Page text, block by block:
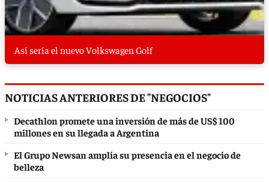
Así sería el nuevo Volkswagen Golf
NOTICIAS ANTERIORES DE "NEGOCIOS"
Decathlon promete una inversión de más de US$ 100
millones en su llegada a Argentina
El Grupo Newsan amplía su presencia en el negocio de
belleza